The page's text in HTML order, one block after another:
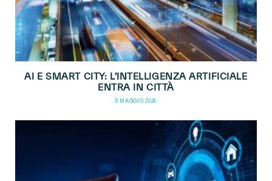
AI E SMART CITY: L’INTELLIGENZA ARTIFICIALE
ENTRA IN CITTÀ
8 MAGGIO 2026